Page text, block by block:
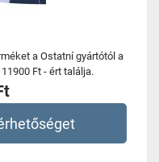
a Ostatní gyártótól a
Ft - ért találja.